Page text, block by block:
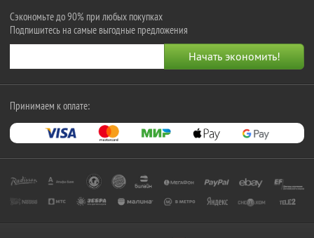
Сэкономьте до 90% при любых покупках
Подпишитесь на самые выгодные предложения
Принимаем к оплате: